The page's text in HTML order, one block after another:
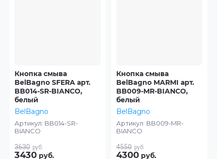
Кнопка смыва
BelBagno SFERA арт.
BB014-SR-BIANCO,
белый
BelBagno
Артикул: BB014-SR-
BIANCO
3630 руб.
3430 руб.
Кнопка смыва
BelBagno MARMI арт.
BB009-MR-BIANCO,
белый
BelBagno
Артикул: BB009-MR-
BIANCO
4550 руб.
4300 руб.